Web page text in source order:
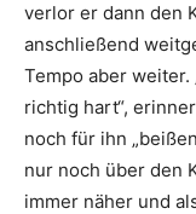
verlor er dann den
anschließend
Tempo aber
richtig hart“,
noch für ihn
nur noch über den
immer näher und